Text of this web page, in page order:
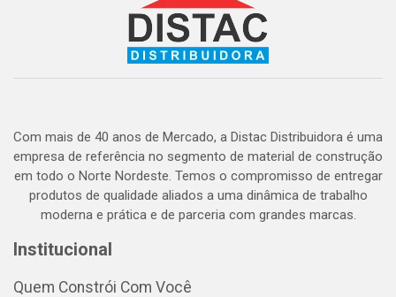
Com mais de 40 anos de Mercado, a Distac Distribuidora é uma
empresa de referência no segmento de material de construção
em todo o Norte Nordeste. Temos o compromisso de entregar
produtos de qualidade aliados a uma dinâmica de trabalho
moderna e prática e de parceria com grandes marcas.
Institucional
Quem Constrói Com Você